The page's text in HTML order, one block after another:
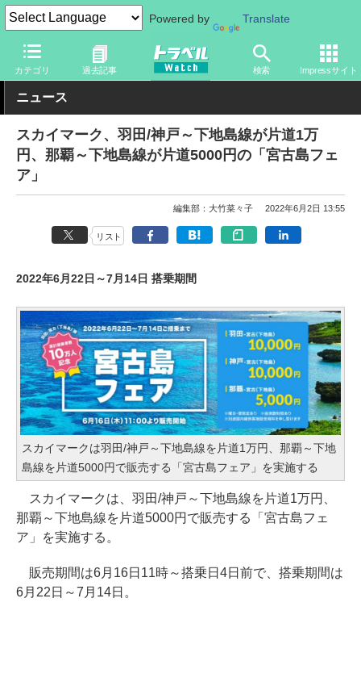
Powered by Translate
カテゴリ 過去記事 検索 Impressサイト
トラベル Watch 企業・政府・官庁 国内エアライン スカイマー
ニュース
スカイマーク、羽田/神戸～下地島線が片道1万
円、那覇～下地島線が片道5000円の「宮古島フェ
ア」
編集部：大竹菜々子 2022年6月2日 13:55
リスト
2022年6月22日～7月14日 搭乗期間
スカイマークは羽田/神戸～下地島線を片道1万円、那覇～下地
島線を片道5000円で販売する「宮古島フェア」を実施する
スカイマークは、羽田/神戸～下地島線を片道1万円、
那覇～下地島線を片道5000円で販売する「宮古島フェ
ア」を実施する。
販売期間は6月16日11時～搭乗日4日前で、搭乗期間は
6月22日～7月14日。